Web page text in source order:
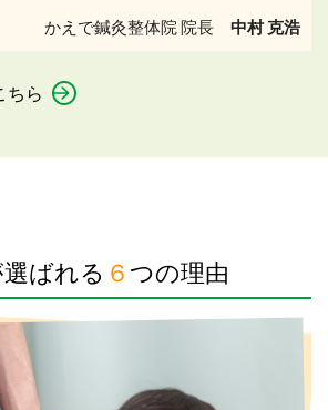
かえで鍼灸整体院 院長 中村 克浩
ちら
ばれる ６つの理由